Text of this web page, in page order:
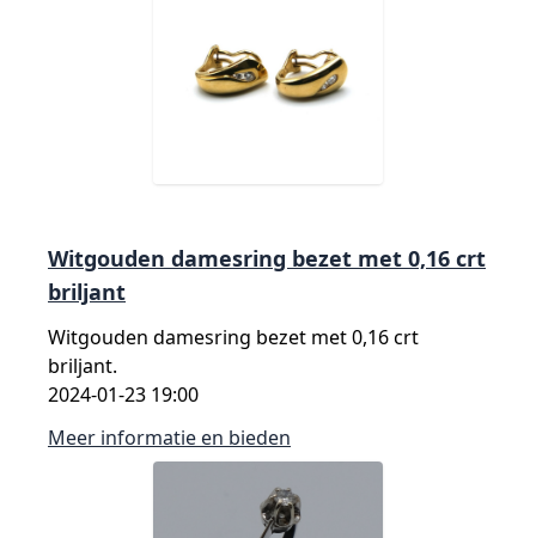
Witgouden damesring bezet met 0,16 crt
briljant
Witgouden damesring bezet met 0,16 crt
briljant.
2024-01-23 19:00
Meer informatie en bieden